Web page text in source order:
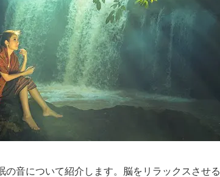
の音について紹介します。脳をリラックスさせる